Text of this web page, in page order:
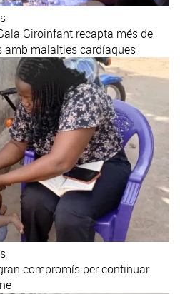
Giroinfant recapta més de
amb malalties cardíaques
compromís per continuar